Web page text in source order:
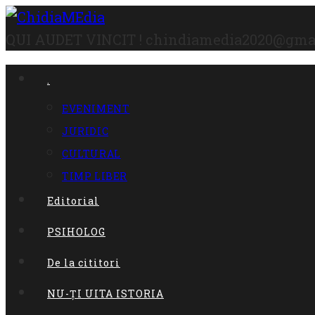
Skip
content
.
EVENIMENT
JURIDIC
CULTURAL
TIMP LIBER
Editorial
PSIHOLOG
De la cititori
NU-ȚI UITA ISTORIA